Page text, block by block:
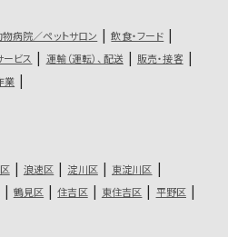
物病院／ペットサロン
飲食・フード
ービス 運輸（運転）、配送
販売・接客
業
浪速区 淀川区
東淀川区
鶴見区 住吉区 東住吉区
平野区